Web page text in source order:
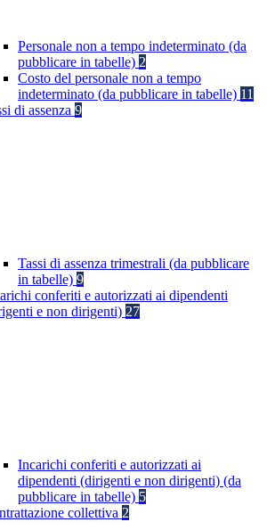
Personale non a tempo indeterminato (da
pubblicare in tabelle) 2
Costo del personale non a tempo
indeterminato (da pubblicare in tabelle) 11
di assenza 9
Tassi di assenza trimestrali (da pubblicare
in tabelle) 9
conferiti e autorizzati ai dipendenti
e non dirigenti) 27
Incarichi conferiti e autorizzati ai
dipendenti (dirigenti e non dirigenti) (da
pubblicare in tabelle) 5
collettiva 2